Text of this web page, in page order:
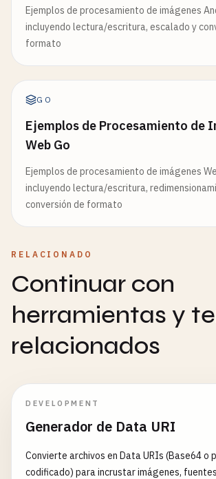
Ejemplos de procesamiento de imágenes
incluyendo lectura/escritura, escalado y
formato
GO
Ejemplos de Procesamiento de
Web Go
Ejemplos de procesamiento de imágenes
incluyendo lectura/escritura,
conversión de formato
RELACIONADO
Continuar con
herramientas y
relacionados
DEVELOPMENT
Generador de Data URI
Convierte archivos en Data URIs (Base64 o
codificado) para incrustar imágenes,